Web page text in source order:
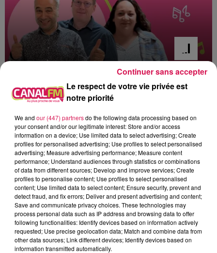
Le réveil de Canal FM
8h14
8h14
I Gotta Feeling
8h11
8h11
TEMPER CITY
Self Aware
8h07
8h07
CLARA LUCIANI
Le Reste
Le respect de votre vie privée est
notre priorité
We and our (447) partnersdo the following data processing based on
your consent and/or our legitimate interest: Store and/or access
information on a device; Use limited data to select advertising; Create
profiles for personalised advertising; Use profiles to select personalised
advertising; Measure advertising performance; Measure content
performance; Understand audiences through statistics or combinations
of data from different sources; Develop and improve services; Create
profiles to personalise content; Use profiles to select personalised
content; Use limited data to select content; Ensure security, prevent and
detect fraud, and fix errors; Deliver and present advertising and content;
Save and communicate privacy choices. These technologies may
process personal data such as IP address and browsing data to offer
following functionalities: Identify devices based on information actively
requested; Use precise geolocation data; Match and combine data from
other data sources; Link different devices; Identify devices based on
information transmitted automatically.
Continuer sans accepter